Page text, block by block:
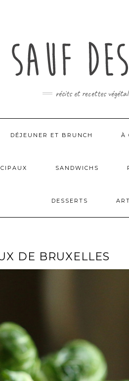
récits et recettes
DÉJEUNER ET BRUNCH À
SANDWICHS
DESSERTS
DE BRUXELLES